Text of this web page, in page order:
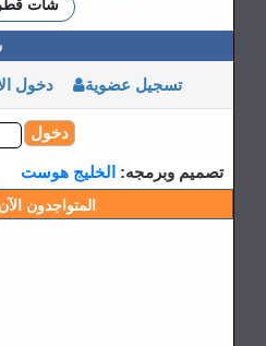
شات
دخول تسجيل عضوية
دخول
تصميم وبرمجه: الخليج هوست
المتواجدون الآن